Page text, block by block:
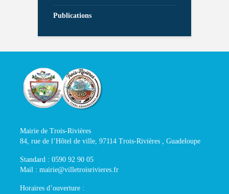
Publications
Mairie de Trois-Rivières
84, rue de l’Hôtel de ville, 97114 Trois-Rivières , Guadeloupe
Standard : 0590 92 90 05
Mail : mairie@villetroisrivieres.fr
Horaires d’ouverture :